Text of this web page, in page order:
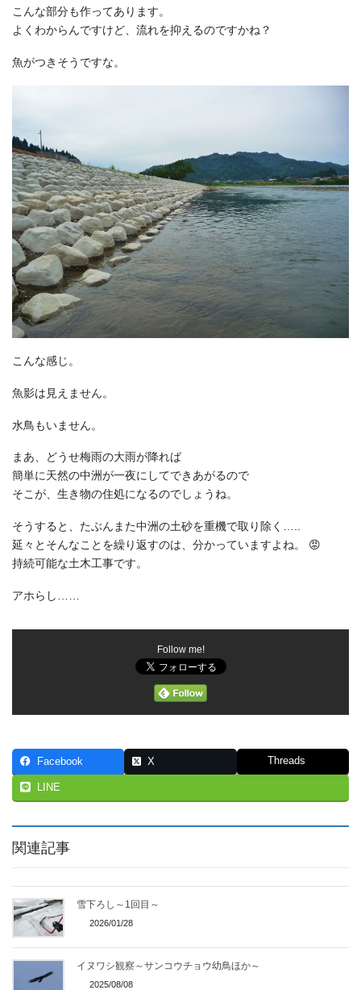
こんな部分も作ってあります。
よくわからんですけど、流れを抑えるのですかね？
魚がつきそうですな。
こんな感じ。
魚影は見えません。
水鳥もいません。
まあ、どうせ梅雨の大雨が降れば
簡単に天然の中洲が一夜にしてできあがるので
そこが、生き物の住処になるのでしょうね。
そうすると、たぶんまた中洲の土砂を重機で取り除く…..
延々とそんなことを繰り返すのは、分かっていますよね。 😡
持続可能な土木工事です。
アホらし……
Follow me!
Facebook X Threads
LINE
関連記事
雪下ろし～1回目～
2026/01/28
イヌワシ観察～サンコウチョウ幼鳥ほか～
2025/08/08